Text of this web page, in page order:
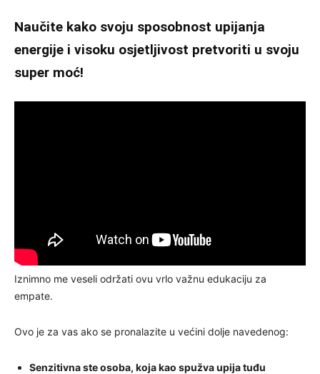
Naučite kako svoju sposobnost upijanja
energije i visoku osjetljivost pretvoriti u svoju
super moć!
Iznimno me veseli održati ovu vrlo važnu edukaciju za
empate.
Ovo je za vas ako se pronalazite u većini dolje navedenog:
Senzitivna ste osoba, koja kao spužva upija tuđu